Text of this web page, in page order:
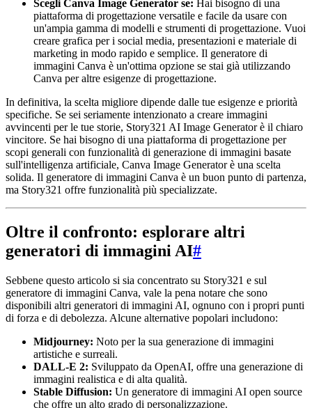
Scegli Canva Image Generator se: Hai bisogno di una
piattaforma di progettazione versatile e facile da usare con
un'ampia gamma di modelli e strumenti di progettazione. Vuoi
creare grafica per i social media, presentazioni e materiale di
marketing in modo rapido e semplice. Il generatore di
immagini Canva è un'ottima opzione se stai già utilizzando
Canva per altre esigenze di progettazione.
In definitiva, la scelta migliore dipende dalle tue esigenze e priorità
specifiche. Se sei seriamente intenzionato a creare immagini
avvincenti per le tue storie, Story321 AI Image Generator è il chiaro
vincitore. Se hai bisogno di una piattaforma di progettazione per
scopi generali con funzionalità di generazione di immagini basate
sull'intelligenza artificiale, Canva Image Generator è una scelta
solida. Il generatore di immagini Canva è un buon punto di partenza,
ma Story321 offre funzionalità più specializzate.
Oltre il confronto: esplorare altri
generatori di immagini AI#
Sebbene questo articolo si sia concentrato su Story321 e sul
generatore di immagini Canva, vale la pena notare che sono
disponibili altri generatori di immagini AI, ognuno con i propri punti
di forza e di debolezza. Alcune alternative popolari includono:
Midjourney: Noto per la sua generazione di immagini
artistiche e surreali.
DALL-E 2: Sviluppato da OpenAI, offre una generazione di
immagini realistica e di alta qualità.
Stable Diffusion: Un generatore di immagini AI open source
che offre un alto grado di personalizzazione.